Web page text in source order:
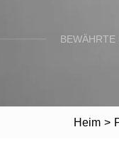
Heim >